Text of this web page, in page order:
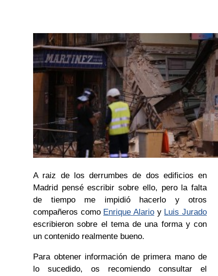
A raiz de los derrumbes de dos edificios en
Madrid pensé escribir sobre ello, pero la falta
de tiempo me impidió hacerlo y otros
compañeros como Enrique Alario y Luis Jurado
escribieron sobre el tema de una forma y con
un contenido realmente bueno.
Para obtener información de primera mano de
lo sucedido, os recomiendo consultar el